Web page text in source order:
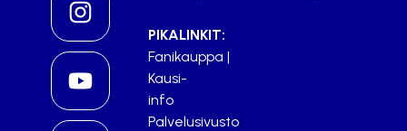
PIKALINKIT:
Fanikauppa |
Kausi-
info
Palvelusivusto